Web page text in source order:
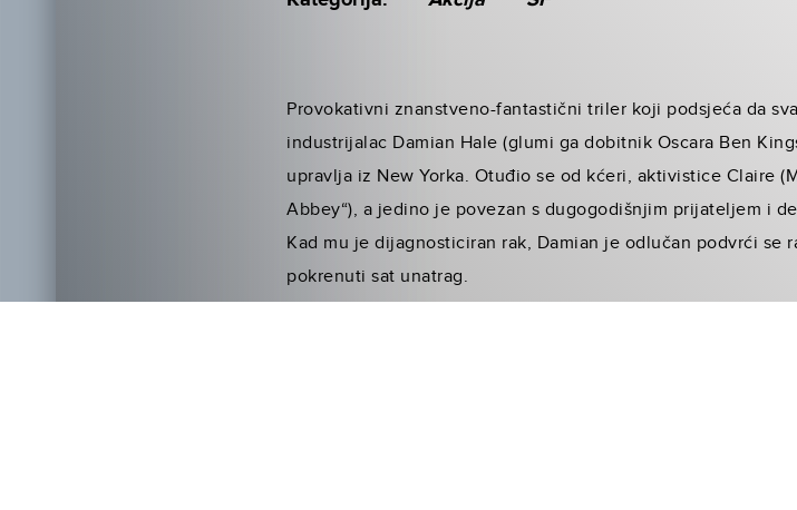
Provokativni znanstveno-fantastični triler koji podsjeća da
industrijalac Damian Hale (glumi ga dobitnik Oscara Ben
upravlja iz New Yorka. Otuđio se od kćeri, aktivistice Claire
Abbey“), a jedino je povezan s dugogodišnjim prijateljem i
Kad mu je dijagnosticiran rak, Damian je odlučan podvrći
pokrenuti sat unatrag.